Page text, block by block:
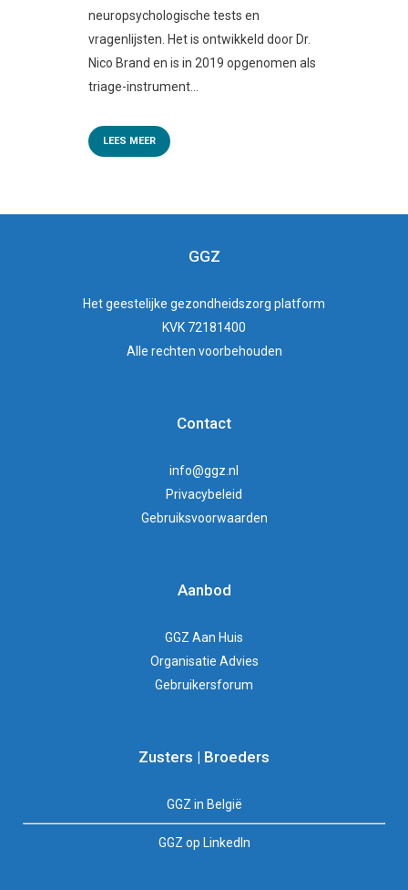
neuropsychologische tests en
vragenlijsten. Het is ontwikkeld door Dr.
Nico Brand en is in 2019 opgenomen als
triage-instrument...
LEES MEER
GGZ
Hetgeestelijke gezondheidszorg platform
KVK 72181400
Alle rechten voorbehouden
Contact
info@ggz.nl
Privacybeleid
Gebruiksvoorwaarden
Aanbod
GGZ Aan Huis
Organisatie Advies
Gebruikersforum
Zusters | Broeders
GGZ in België
GGZ op LinkedIn